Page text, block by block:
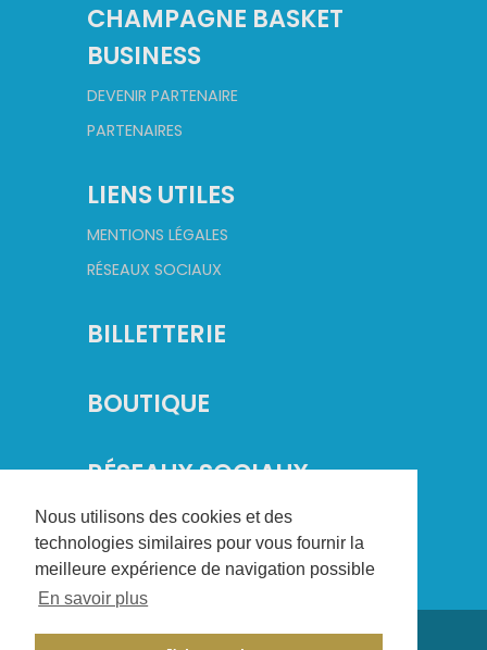
Nous utilisons des cookies et des
technologies similaires pour vous fournir la
meilleure expérience de navigation possible
En savoir plus
CHAMPAGNE BASKET
BUSINESS
DEVENIR PARTENAIRE
PARTENAIRES
LIENS UTILES
MENTIONS LÉGALES
RÉSEAUX SOCIAUX
BILLETTERIE
BOUTIQUE
RÉSEAUX SOCIAUX